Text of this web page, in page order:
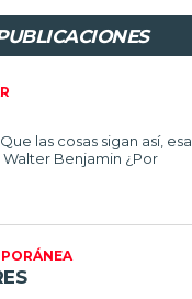
las cosas sigan así, esa
Benjamin ¿Por